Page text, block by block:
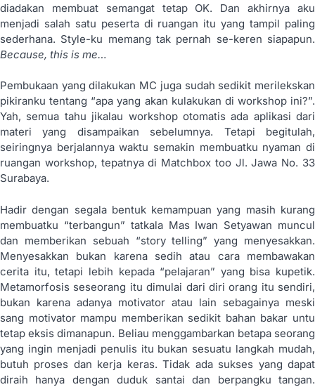
diadakan membuat semangat tetap OK. Dan akhirnya aku
menjadi salah satu peserta di ruangan itu yang tampil paling
sederhana. Style-ku memang tak pernah se-keren siapapun.
Because, this is me…
Pembukaan yang dilakukan MC juga sudah sedikit merilekskan
pikiranku tentang “apa yang akan kulakukan di workshop ini?”.
Yah, semua tahu jikalau workshop otomatis ada aplikasi dari
materi yang disampaikan sebelumnya. Tetapi begitulah,
seiringnya berjalannya waktu semakin membuatku nyaman di
ruangan workshop, tepatnya di Matchbox too Jl. Jawa No. 33
Surabaya.
Hadir dengan segala bentuk kemampuan yang masih kurang
membuatku “terbangun” tatkala Mas Iwan Setyawan muncul
dan memberikan sebuah “story telling” yang menyesakkan.
Menyesakkan bukan karena sedih atau cara membawakan
cerita itu, tetapi lebih kepada “pelajaran” yang bisa kupetik.
Metamorfosis seseorang itu dimulai dari diri orang itu sendiri,
bukan karena adanya motivator atau lain sebagainya meski
sang motivator mampu memberikan sedikit bahan bakar untu
tetap eksis dimanapun. Beliau menggambarkan betapa seorang
yang ingin menjadi penulis itu bukan sesuatu langkah mudah,
butuh proses dan kerja keras. Tidak ada sukses yang dapat
diraih hanya dengan duduk santai dan berpangku tangan.